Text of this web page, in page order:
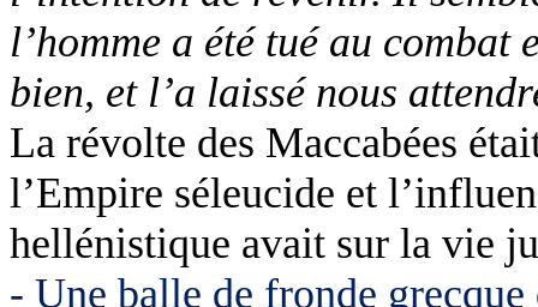
l’homme a été tué au combat
bien, et l’a laissé nous
La révolte des Maccabées
l’Empire séleucide et
hellénistique avait sur la vie
- Une balle de fronde